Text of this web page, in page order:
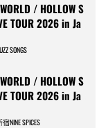
/ HOLLOW S
TOUR 2026 in Ja
SONGS
/ HOLLOW S
TOUR 2026 in Ja
NINE SPICES